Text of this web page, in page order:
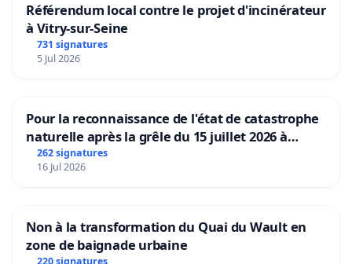
Référendum local contre le projet d'incinérateur
à Vitry-sur-Seine
731 signatures
5 Jul 2026
Pour la reconnaissance de l'état de catastrophe
naturelle après la grêle du 15 juillet 2026 à
Aubenas et ses alentours
262 signatures
16 Jul 2026
Non à la transformation du Quai du Wault en
zone de baignade urbaine
220 signatures